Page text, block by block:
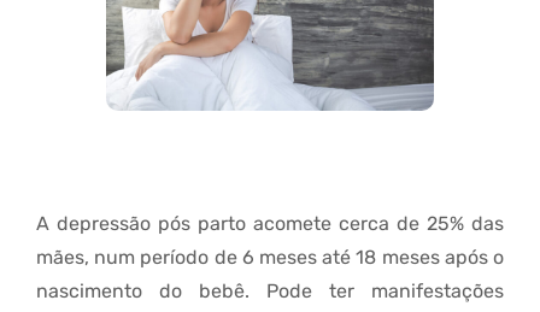
A depressão pós parto acomete cerca de 25% das
mães, num período de 6 meses até 18 meses após o
nascimento do bebê. Pode ter manifestações